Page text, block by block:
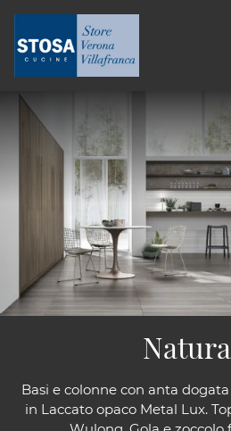
Basi e colonne con anta
in Laccato opaco Metal Lux.